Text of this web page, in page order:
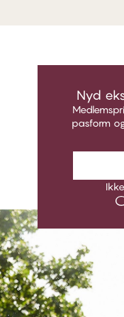
Nyd
pasform
#30